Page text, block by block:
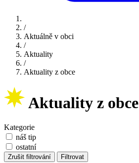
/
Aktuálně v obci
/
Aktuality
/
Aktuality z obce
Aktuality z obce
Kategorie
náš tip
ostatní
Zrušit filtrování Filtrovat